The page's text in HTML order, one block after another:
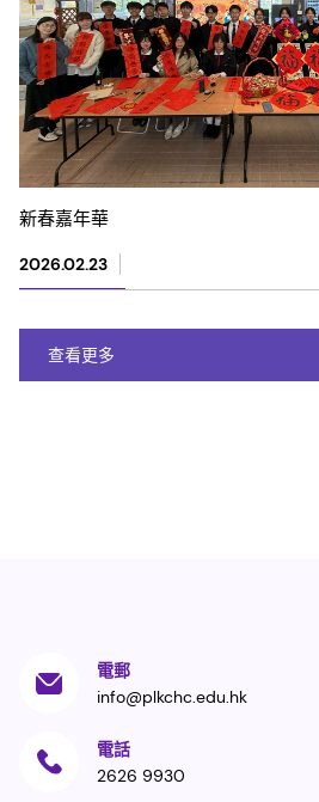
新春嘉年華
2026.02.23
查看更多
電郵
info@plkchc.edu.hk
電話
2626 9930